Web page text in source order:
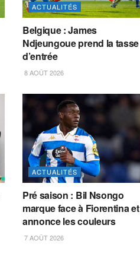
ACTUALITÉS
Belgique : James
Ndjeungoue prend la tasse
d’entrée
8 AOÛT 2026
ACTUALITÉS
Pré saison : Bil Nsongo
marque face à Fiorentina et
annonce les couleurs
7 AOÛT 2026